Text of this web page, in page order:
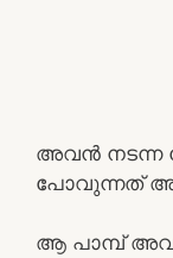
അവൻ നടന്ന
പോവുന്നത്
ആ പാമ്പ്